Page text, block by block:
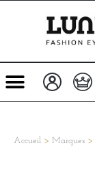
Accueil > Marques >